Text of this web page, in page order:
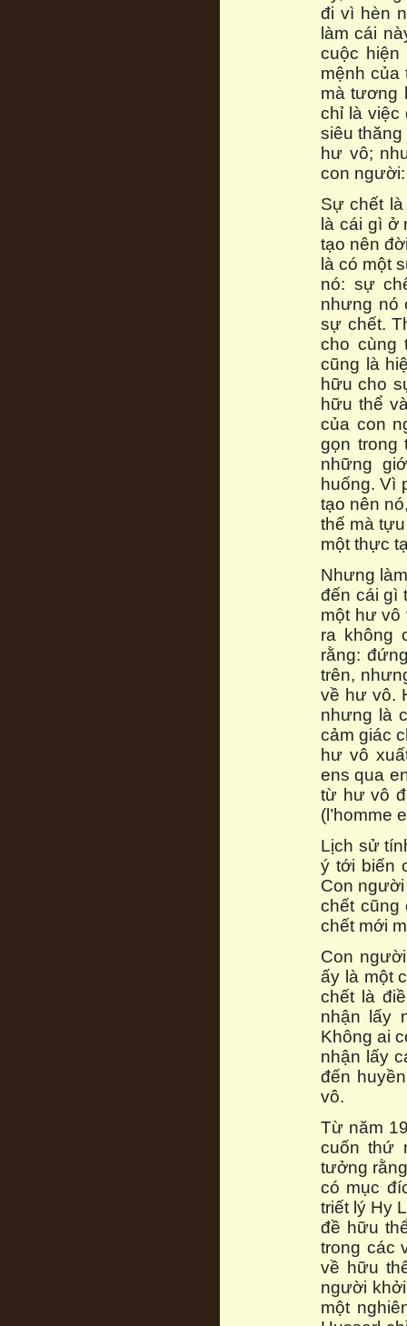
đi vì hèn
làm cái
cuộc
mệnh của
mà tương
chỉ là việc
siêu
hư vô;
con
Sự chết
là cái gì ở
tạo nên
là có một
nó: sự
nhưng nó
sự chết.
cho cùng
cũng là
hữu cho
hữu thể
của con
gọn trong
những
huống. Vì
tạo nên
thế mà
một thực
Nhưng
đến cái gì
một hư vô
ra không
rằng:
trên,
về hư vô.
nhưng là
cảm giác
hư vô
ens qua
từ hư vô
(l’homme
Lịch sử
ý tới biến
Con
chết
chết mới
Con
ấy là một
chết là
nhận lấy
Không ai
nhận lấy
đến
vô.
Từ năm
cuốn thứ
tưởng
có mục
triết lý Hy
đề hữu
trong các
về hữu
người
một